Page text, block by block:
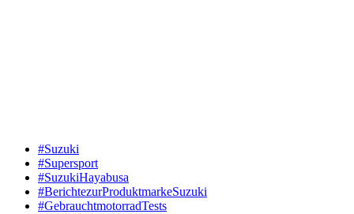
#Suzuki
#Supersport
#SuzukiHayabusa
#BerichtezurProduktmarkeSuzuki
#GebrauchtmotorradTests